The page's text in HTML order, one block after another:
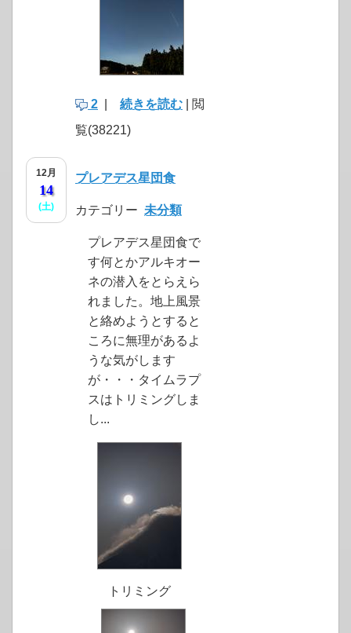
2 続きを読む | 閲
覧(38221)
12月
14
(土)
プレアデス星団食
カテゴリー 未分類
プレアデス星団食で
す何とかアルキオー
ネの潜入をとらえら
れました。地上風景
と絡めようとすると
ころに無理があるよ
うな気がします
が・・・タイムラプ
スはトリミングしま
し...
トリミング